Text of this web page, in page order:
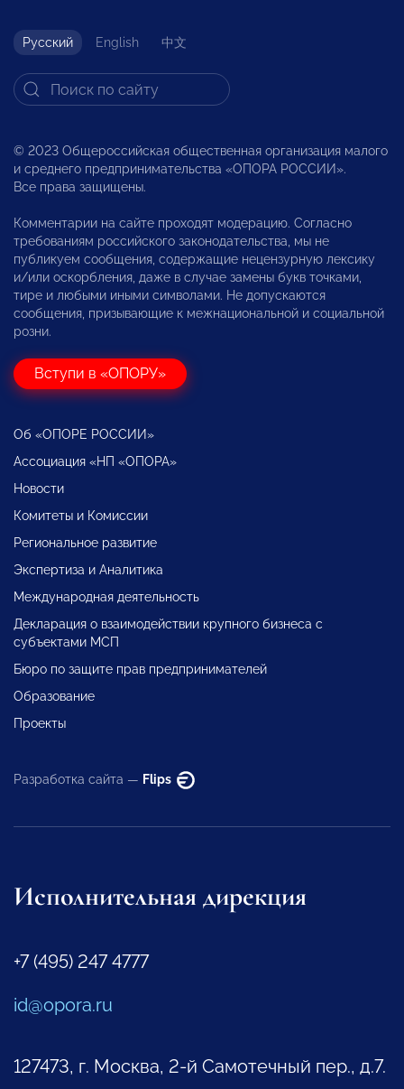
Русский English 中文
© 2023 Общероссийская общественная организация малого
и среднего предпринимательства «ОПОРА РОССИИ».
Все права защищены.
Комментарии на сайте проходят модерацию. Согласно
требованиям российского законодательства, мы не
публикуем сообщения, содержащие нецензурную лексику
и/или оскорбления, даже в случае замены букв точками,
тире и любыми иными символами. Не допускаются
сообщения, призывающие к межнациональной и социальной
розни.
Вступи в «ОПОРУ»
Об «ОПОРЕ РОССИИ»
Ассоциация «НП «ОПОРА»
Новости
Комитеты и Комиссии
Региональное развитие
Экспертиза и Аналитика
Международная деятельность
Декларация о взаимодействии крупного бизнеса с
субъектами МСП
Бюро по защите прав предпринимателей
Образование
Проекты
Разработка сайта — Flips
Исполнительная дирекция
+7 (495) 247 4777
id@opora.ru
127473, г. Москва, 2-й Самотечный пер., д.7.